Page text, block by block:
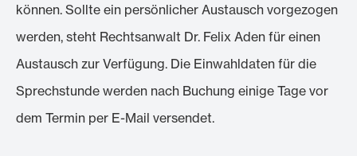
können. Sollte ein persönlicher Austausch vorgezogen
werden, steht Rechtsanwalt Dr. Felix Aden für einen
Austausch zur Verfügung. Die Einwahldaten für die
Sprechstunde werden nach Buchung einige Tage vor
dem Termin per E-Mail versendet.